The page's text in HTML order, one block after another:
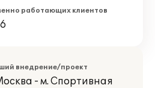
работающих клиентов
внедрение/проект
- м. Спортивная